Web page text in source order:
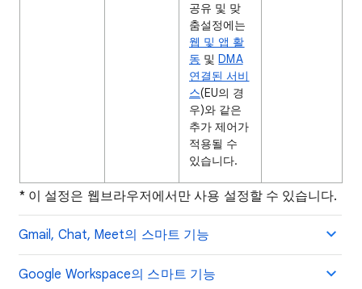
공유 및 맞
춤설정에는
웹 및 앱 활
동 및DMA
연결된 서비
스(EU의 경
우)와 같은
추가 제어가
적용될 수
있습니다.
* 이 설정은 웹브라우저에서만 사용 설정할 수 있습니다.
Gmail, Chat, Meet의 스마트 기능
Google Workspace의 스마트 기능